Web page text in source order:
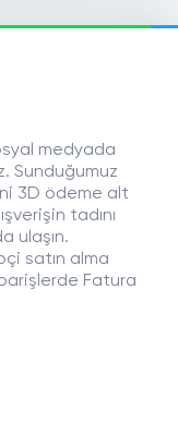
medyada
Sunduğumuz
3D ödeme alt
tadını
ulaşın.
satın alma
Fatura